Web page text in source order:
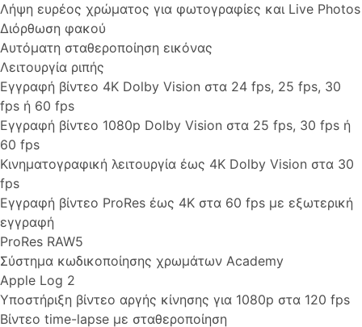
Λήψη ευρέος χρώματος για φωτογραφίες και Live Photos
Διόρθωση φακού
Αυτόματη σταθεροποίηση εικόνας
Λειτουργία ριπής
Εγγραφή βίντεο 4K Dolby Vision στα 24 fps, 25 fps, 30
fps ή 60 fps
Εγγραφή βίντεο 1080p Dolby Vision στα 25 fps, 30 fps ή
60 fps
Κινηματογραφική λειτουργία έως 4K Dolby Vision στα 30
fps
Εγγραφή βίντεο ProRes έως 4K στα 60 fps με εξωτερική
εγγραφή
ProRes RAW5
Σύστημα κωδικοποίησης χρωμάτων Academy
Apple Log 2
Υποστήριξη βίντεο αργής κίνησης για 1080p στα 120 fps
Βίντεο time-lapse με σταθεροποίηση